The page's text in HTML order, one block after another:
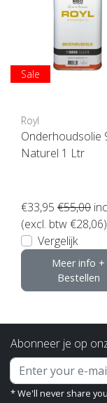
Sale
Royl
Onderhoudsolie
Naturel 1 Ltr
€33,95 €55,00
(excl. btw €28,06)
Vergelijk
Meer info +
Bestellen
Abonneer je op
* We'll never share